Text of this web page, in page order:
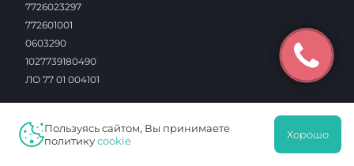
7726023297
772601001
0603290
1027739180490
ЛО 77 01 004101
7726076940
772601001
Пользуясь сайтом, Вы принимаете
политикуcookie Хорошо